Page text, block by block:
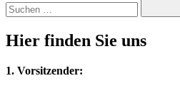
Hier finden Sie uns
1. Vorsitzender: